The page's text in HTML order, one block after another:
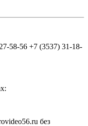
58-56 +7 (3537) 31-18-
без